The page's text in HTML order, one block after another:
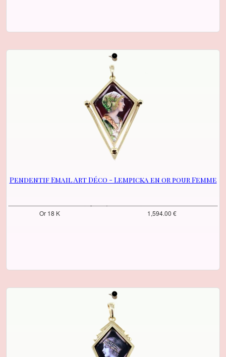
Pendentif Email Art Déco - Lempicka en or pour Femme
Or 18 K 1,594.00 €